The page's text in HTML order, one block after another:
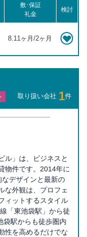
敷･保証
礼金
検討
8.11ヶ月/2ヶ月
取り扱い会社 1件
ル」は、ビジネスと
物件です。2014年に
デザインと最新の
な外観は、プロフェ
ィットするスタイル
「東池袋駅」から徒
袋駅からも徒歩圏内
性を高めるだけでな